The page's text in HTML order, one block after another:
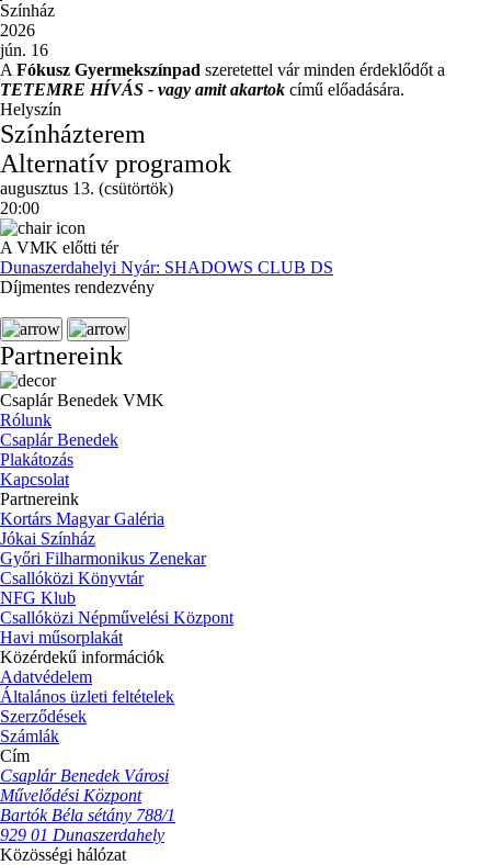
Színház
2026
jún. 16
A Fókusz Gyermekszínpad szeretettel vár minden érdeklődőt a
TETEMRE HÍVÁS - vagy amit akartok című előadására.
Helyszín
Színházterem
Alternatív programok
augusztus 13. (csütörtök)
20:00
A VMK előtti tér
Dunaszerdahelyi Nyár: SHADOWS CLUB DS
Díjmentes rendezvény
Partnereink
Csaplár Benedek VMK
Rólunk
Csaplár Benedek
Plakátozás
Kapcsolat
Partnereink
Kortárs Magyar Galéria
Jókai Színház
Győri Filharmonikus Zenekar
Csallóközi Könyvtár
NFG Klub
Csallóközi Népművelési Központ
Havi műsorplakát
Közérdekű információk
Adatvédelem
Általános üzleti feltételek
Szerződések
Számlák
Cím
Csaplár Benedek Városi
Művelődési Központ
Bartók Béla sétány 788/1
929 01 Dunaszerdahely
Közösségi hálózat